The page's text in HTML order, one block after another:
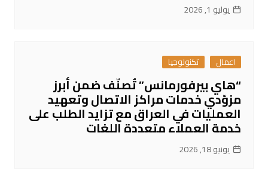
يوليو 1, 2026
اعمال تكنولوجيا
“هاي بيرفورمانس” تُصنّف ضمن أبرز
مزوّدي خدمات مراكز الاتصال وتعهيد
العمليات في العراق مع تزايد الطلب على
خدمة العملاء متعددة اللغات
يونيو 18, 2026